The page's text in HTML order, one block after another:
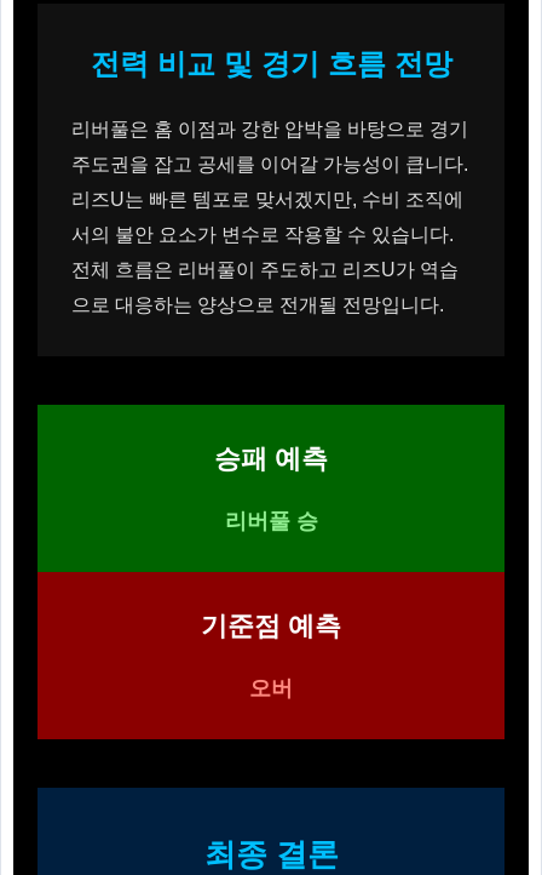
전력 비교 및 경기 흐름 전망
리버풀은 홈 이점과 강한 압박을 바탕으로 경기
주도권을 잡고 공세를 이어갈 가능성이 큽니다.
리즈U는 빠른 템포로 맞서겠지만, 수비 조직에
서의 불안 요소가 변수로 작용할 수 있습니다.
전체 흐름은 리버풀이 주도하고 리즈U가 역습
으로 대응하는 양상으로 전개될 전망입니다.
승패 예측
리버풀 승
기준점 예측
오버
최종 결론